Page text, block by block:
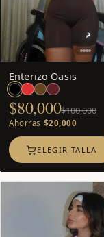
−20
Enterizo Oasis
$80,000$100,000
Ahorras $20,000
ELEGIR TALLA